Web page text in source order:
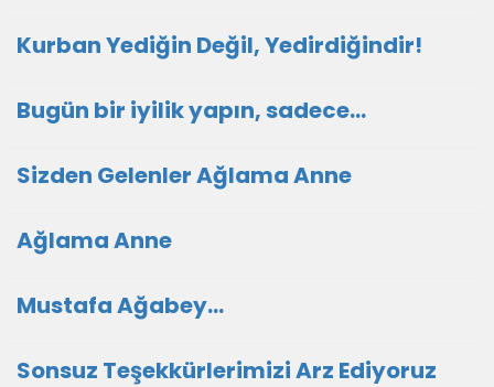
Kurban Yediğin Değil, Yedirdiğindir!
Bugün bir iyilik yapın, sadece...
Sizden Gelenler Ağlama Anne
Ağlama Anne
Mustafa Ağabey…
Sonsuz Teşekkürlerimizi Arz Ediyoruz